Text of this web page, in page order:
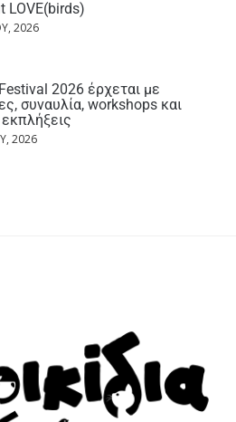
LOVE(birds)
2026
2026 έρχεται με
συναυλία, workshops και
2026